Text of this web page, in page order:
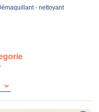
démaquillant - nettoyant